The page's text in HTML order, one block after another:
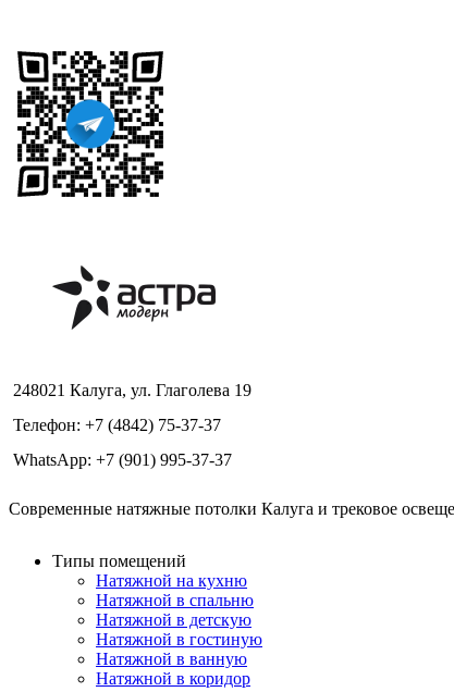
248021 Калуга, ул. Глаголева 19
Телефон: +7 (4842) 75-37-37
WhatsApp: +7 (901) 995-37-37
Современные натяжные потолки Калуга и трековое
Типы помещений
Натяжной на кухню
Натяжной в спальню
Натяжной в детскую
Натяжной в гостиную
Натяжной в ванную
Натяжной в коридор